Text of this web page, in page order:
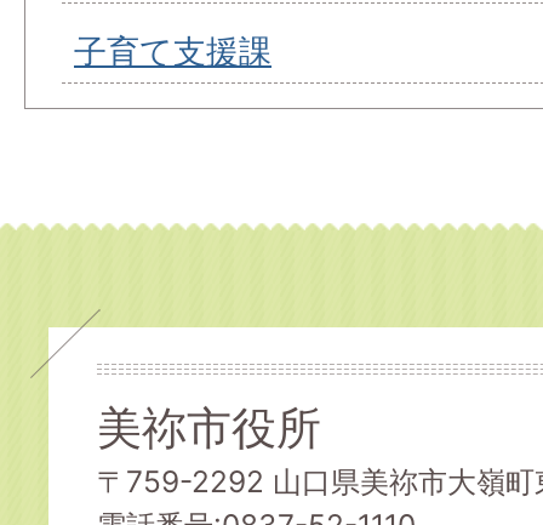
子育て支援課
美祢市役所
〒759-2292 山口県美祢市大嶺